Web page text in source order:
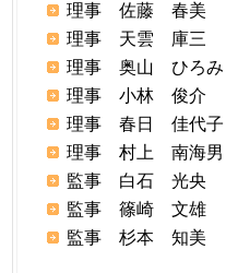
理事 佐藤 春美
理事 天雲 庫三
理事 奥山 ひろみ
理事 小林 俊介
理事 春日 佳代子
理事 村上 南海男
監事 白石 光央
監事 篠崎 文雄
監事 杉本 知美